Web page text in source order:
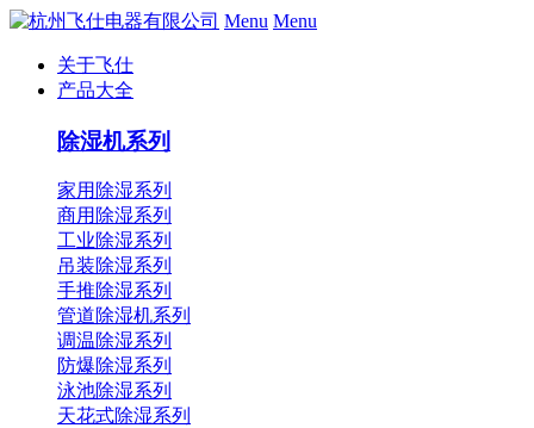
Menu Menu
关于飞仕
产品大全
除湿机系列
家用除湿系列
商用除湿系列
工业除湿系列
吊装除湿系列
手推除湿系列
管道除湿机系列
调温除湿系列
防爆除湿系列
泳池除湿系列
天花式除湿系列